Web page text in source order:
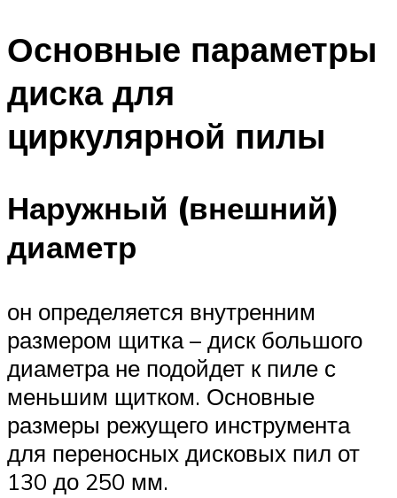
Основные параметры
диска для
циркулярной пилы
Наружный (внешний)
диаметр
он определяется внутренним
размером щитка – диск большого
диаметра не подойдет к пиле с
меньшим щитком. Основные
размеры режущего инструмента
для переносных дисковых пил от
130 до 250 мм.